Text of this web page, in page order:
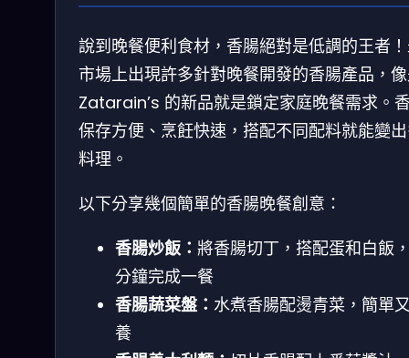
說到晚餐便利食材，香腸絕對是低調的王者
市場上出現許多針對晚餐開發的香腸產品，
Zatarain’s 的新品就是鎖定家庭晚餐需求。
保存方便、烹飪快速，搭配不同配料就能變
料理。
以下分享幾個簡單的香腸晚餐創意：
香腸炒飯： 將香腸切丁，搭配蛋和白飯
分鐘完成一餐
香腸蔬菜盤： 水煮香腸配燙青菜，簡單
養